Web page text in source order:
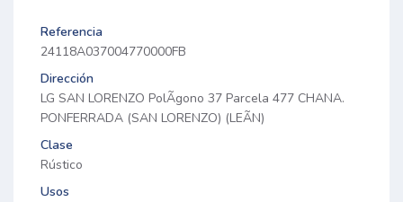
Referencia
24118A037004770000FB
Dirección
LG SAN LORENZO PolÃ­gono 37 Parcela 477 CHANA.
PONFERRADA (SAN LORENZO) (LEÃN)
Clase
Rústico
Usos